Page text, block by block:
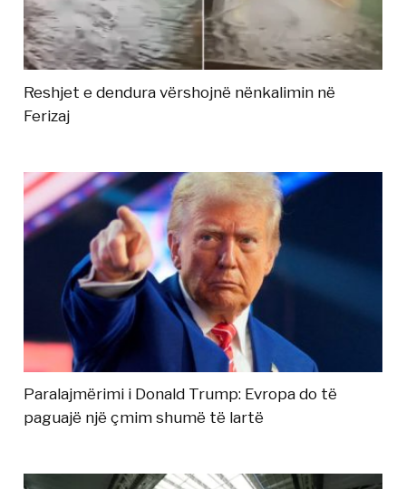
Reshjet e dendura vërshojnë nënkalimin në
Ferizaj
Paralajmërimi i Donald Trump: Evropa do të
paguajë një çmim shumë të lartë